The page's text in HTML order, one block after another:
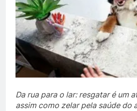
Da rua para o lar: resgatar é um
assim como zelar pela saúde do